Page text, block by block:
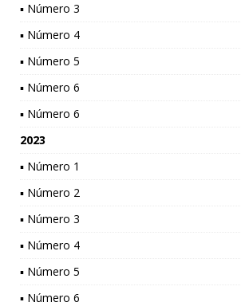
▪ Número 3
▪ Número 4
▪ Número 5
▪ Número 6
▪ Número 6
2023
▪ Número 1
▪ Número 2
▪ Número 3
▪ Número 4
▪ Número 5
▪ Número 6